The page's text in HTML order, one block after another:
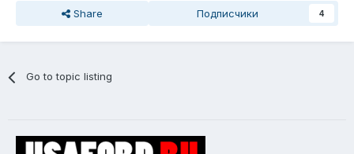
Share Подписчики 4
Go to topic listing